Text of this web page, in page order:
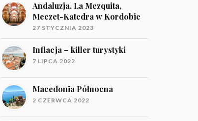
Andaluzja. La Mezquita,
Meczet-Katedra w Kordobie
27 STYCZNIA 2023
Inflacja – killer turystyki
7 LIPCA 2022
Macedonia Północna
2 CZERWCA 2022